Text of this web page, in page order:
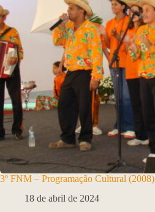
3º FNM – Programação Cultural (2008)
18 de abril de 2024